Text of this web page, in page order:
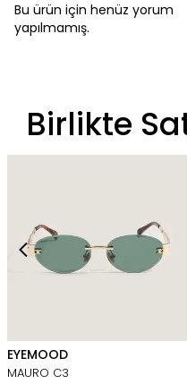
Bu ürün için henüz yorum
yapılmamış.
Birlikte
EYEMOOD
MAURO C3